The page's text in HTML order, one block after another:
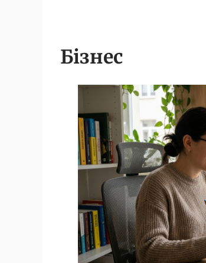
Бізнес